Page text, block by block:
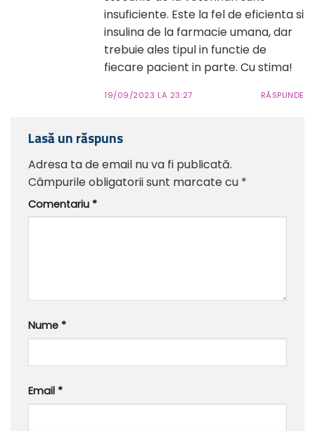
insuficiente. Este la fel de eficienta si
insulina de la farmacie umana, dar
trebuie ales tipul in functie de
fiecare pacient in parte. Cu stima!
19/09/2023 LA 23:27 RĂSPUNDE
Lasă un răspuns
Adresa ta de email nu va fi publicată.
Câmpurile obligatorii sunt marcate cu *
Comentariu *
Nume *
Email *